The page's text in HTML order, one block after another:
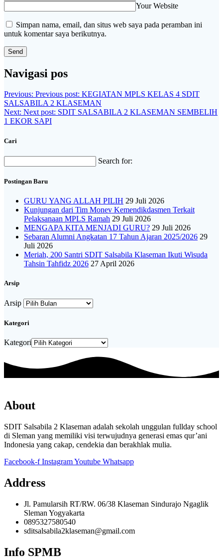
Your Website
Simpan nama, email, dan situs web saya pada peramban ini
untuk komentar saya berikutnya.
Navigasi pos
Previous: Previous post: KEGIATAN MPLS KELAS 4 SDIT
SALSABILA 2 KLASEMAN
Next: Next post: SDIT SALSABILA 2 KLASEMAN SEMBELIH
1 EKOR SAPI
Cari
Search for:
Postingan Baru
GURU YANG ALLAH PILIH 29 Juli 2026
Kunjungan dari Tim Monev Kemendikdasmen Terkait
Pelaksanaan MPLS Ramah 29 Juli 2026
MENGAPA KITA MENJADI GURU? 29 Juli 2026
Sebaran Alumni Angkatan 17 Tahun Ajaran 2025/2026 29
Juli 2026
Meriah, 200 Santri SDIT Salsabila Klaseman Ikuti Wisuda
Tahsin Tahfidz 2026 27 April 2026
Arsip
Arsip
Kategori
Kategori
About
SDIT Salsabila 2 Klaseman adalah sekolah unggulan fullday school
di Sleman yang memiliki visi terwujudnya generasi emas qur’ani
Indonesia yang cakap, cendekia dan berakhlak mulia.
Facebook-f InstagramYoutube Whatsapp
Address
Jl. Pamularsih RT/RW. 06/38 Klaseman Sindurajo Ngaglik
Sleman Yogyakarta
0895327580540
sditsalsabila2klaseman@gmail.com
Info SPMB